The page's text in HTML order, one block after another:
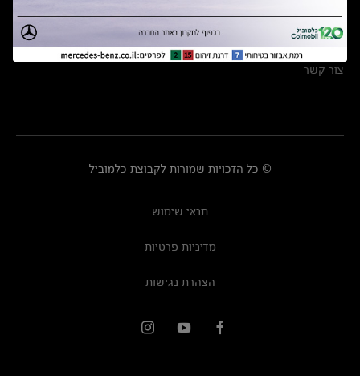
אולמות תצוגה
מרכזי שירות
צור קשר
© כל הזכויות שמורות לקבוצת כלמוביל
תנאי שימוש
מדיניות פרטיות
הצהרת נגישות